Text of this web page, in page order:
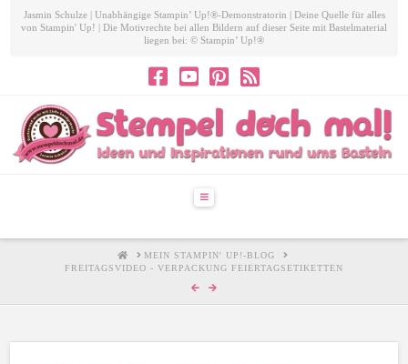
Jasmin Schulze | Unabhängige Stampin’ Up!®-Demonstratorin | Deine Quelle für alles
von Stampin' Up! | Die Motivrechte bei allen Bildern auf dieser Seite mit Bastelmaterial
liegen bei: © Stampin’ Up!®
Navigation
HOMEMEIN STAMPIN' UP!-BLOG
FREITAGSVIDEO - VERPACKUNG FEIERTAGSETIKETTEN